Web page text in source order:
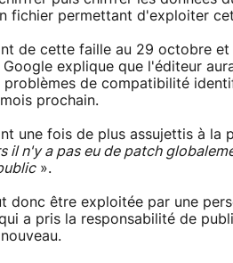
fichier permettant d'exploiter
de cette faille au 29 octobre
Google explique que l'éditeur
de compatibilité
prochain.
une fois de plus assujettis à la
il n'y a pas eu de patch
».
donc être exploitée par une
a pris la responsabilité de